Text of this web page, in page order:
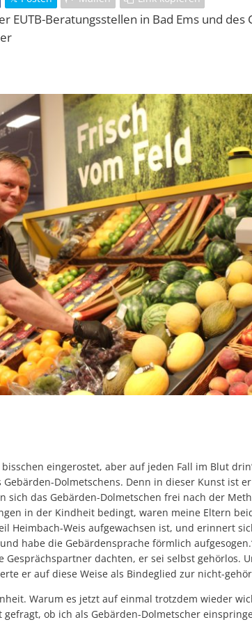
EUTB-Beratungsstellen in Bad Ems und des
eingerostet, aber auf jeden Fall im Blut
Dolmetschens. Denn in dieser Kunst ist
sich das Gebärden-Dolmetschen frei nach der
in der Kindheit bedingt, waren meine Eltern
Heimbach-Weis aufgewachsen ist, und erinnert
habe die Gebärdensprache förmlich
Gesprächspartner dachten, er sei selbst gehörlos.
er auf diese Weise als Bindeglied zur nicht-
Warum es jetzt auf einmal trotzdem wieder
ob ich als Gebärden-Dolmetscher